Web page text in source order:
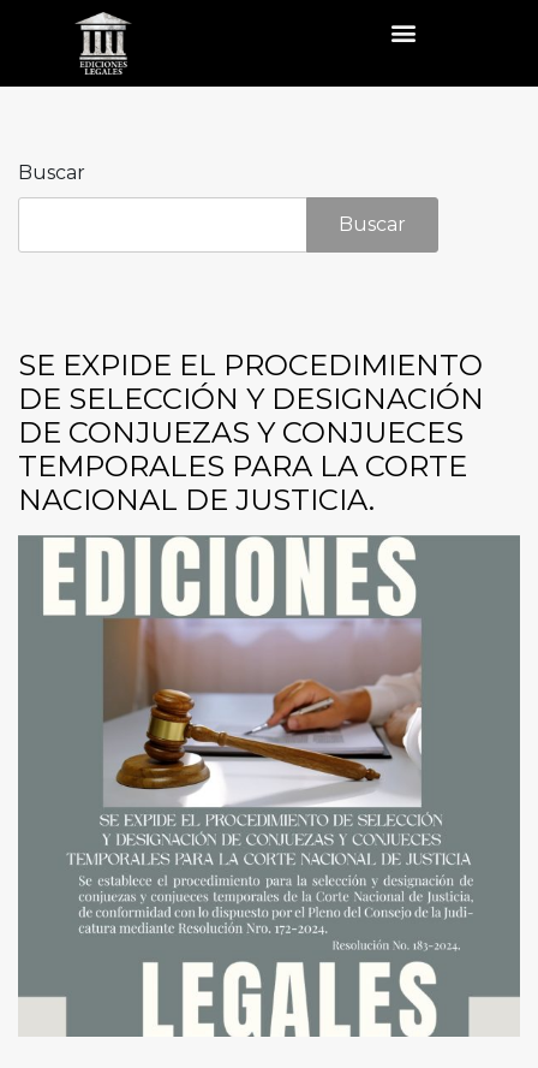
Buscar
Buscar
SE EXPIDE EL PROCEDIMIENTO
DE SELECCIÓN Y DESIGNACIÓN
DE CONJUEZAS Y CONJUECES
TEMPORALES PARA LA CORTE
NACIONAL DE JUSTICIA.